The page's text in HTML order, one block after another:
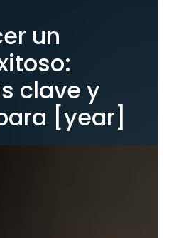
un
clave y
[year]